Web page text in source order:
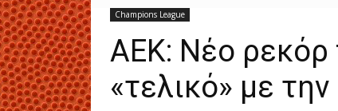
Champions League
ΑΕΚ: Νέο ρεκόρ
«τελικό» με